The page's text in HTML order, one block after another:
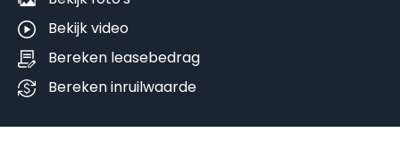
Bekijk video
Bereken leasebedrag
Bereken inruilwaarde